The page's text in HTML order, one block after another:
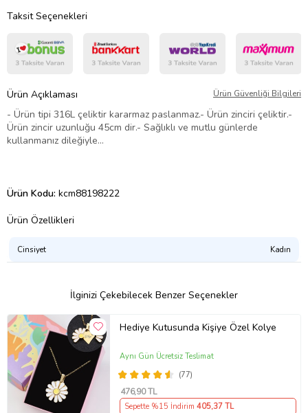
Taksit Seçenekleri
Ürün Açıklaması Ürün Güvenliği Bilgileri
- Ürün tipi 316L çeliktir kararmaz paslanmaz.- Ürün zinciri çeliktir.-
Ürün zincir uzunluğu 45cm dir.- Sağlıklı ve mutlu günlerde
kullanmanız dileğiyle…
Ürün Kodu: kcm88198222
Ürün Özellikleri
Cinsiyet Kadın
İlginizi Çekebilecek Benzer Seçenekler
Hediye Kutusunda Kişiye Özel Kolye
(77)
Aynı Gün Ücretsiz Teslimat
476,90 TL
Sepette %15 İndirim 405,37 TL